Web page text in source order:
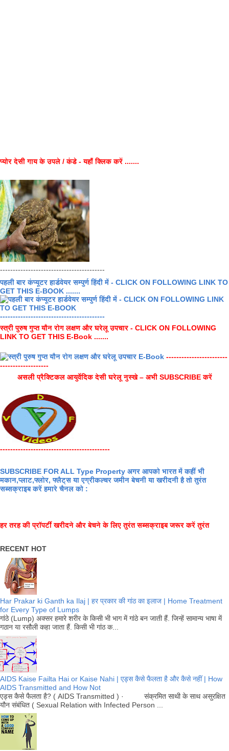
प्योर देसी गाय के उपले / कंडे - यहाँ क्लिक करें .......
-----------------------------------------
पहली बार कंप्यूटर हार्डवेयर सम्पुर्ण हिंदी में - CLICK ON FOLLOWING LINK TO
GET THIS E-BOOK .......
-----------------------------------------
स्त्री पुरुष गुप्त यौन रोग लक्षण और घरेलू उपचार - CLICK ON FOLLOWING
LINK TO GET THIS E-Book .......
------------------------
-------------------
असली प्रैक्टिकल आयुर्वेदिक देसी घरेलू नुस्खे – अभी SUBSCRIBE करें
-------------------------------------------
SUBSCRIBE FOR ALL Type Property अगर आपको भारत में कहीं भी
मकान,प्लाट,फ्लोर, फ्लैट्स या एग्रीकल्चर जमीन बेचनी या खरीदनी है तो तुरंत
सब्सक्राइब करें हमारे चैनल को :
हर तरह की प्रॉपर्टी खरीदने और बेचने के लिए तुरंत सब्सक्राइब जरूर करें तुरंत
RECENT HOT
Har Prakar ki Ganth ka Ilaj | हर प्रकार की गांठ का इलाज | Home Treatment
for Every Type of Lumps
गांठे (Lump) अक्सर हमारे शरीर के किसी भी भाग में गांठे बन जाती हैं. जिन्हें सामान्य भाषा में
गठान या रसौली कहा जाता हैं. किसी भी गांठ क...
AIDS Kaise Failta Hai or Kaise Nahi | एड्स कैसे फैलता है और कैसे नहीं | How
AIDS Transmitted and How Not
एड्स कैसे फैलता है? ( AIDS Transmitted ) · संक्रमित साथी के साथ असुरक्षित
यौन संबंधित ( Sexual Relation with Infected Person ...